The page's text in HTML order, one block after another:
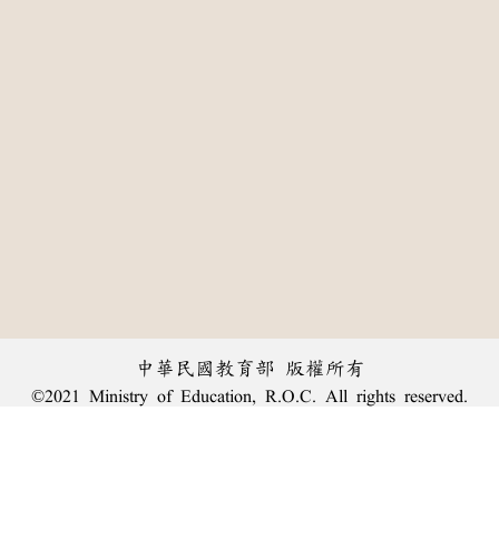
中華民國教育部 版權所有
©2021 Ministry of Education, R.O.C. All rights reserved.